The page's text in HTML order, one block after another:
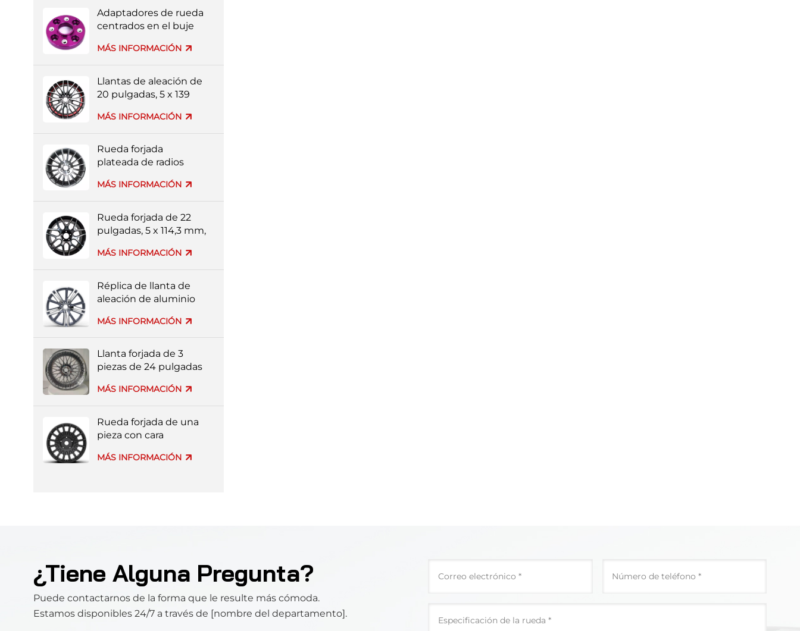
Adaptadores de rueda
centrados en el buje
3x112
MÁS INFORMACIÓN
Llantas de aleación de
20 pulgadas, 5 x 139
colores rojo y negro.
MÁS INFORMACIÓN
Rueda forjada
plateada de radios
pulgadas y 4 x 114,3
MÁS INFORMACIÓN
Rueda forjada de 22
pulgadas, 5 x 114,3 mm,
negro y plateado, con
MÁS INFORMACIÓN
Réplica de llanta de
aleación de aluminio
mayor de fábrica
MÁS INFORMACIÓN
Llanta forjada de 3
piezas de 24 pulgadas
para coche de lujo
MÁS INFORMACIÓN
Rueda forjada de una
pieza con cara
MÁS INFORMACIÓN
¿Tiene Alguna Pregunta?
Puede contactarnos de la forma que le resulte más cómoda.
Estamos disponibles 24/7 a través de [nombre del departamento].